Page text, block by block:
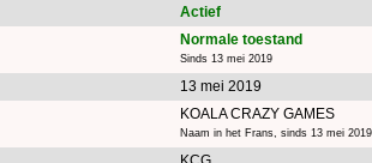
Actief
Normale toestand
Sinds 13 mei 2019
13 mei 2019
KOALA CRAZY GAMES
Naam in het Frans, sinds 13 mei 2019